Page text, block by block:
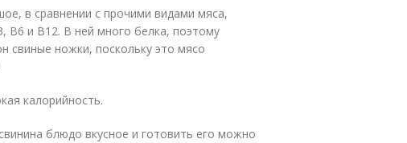
в сравнении с прочими видами мяса,
В6 и В12. В ней много белка, поэтому
ножки, поскольку это мясо
калорийность.
блюдо вкусное и готовить его можно